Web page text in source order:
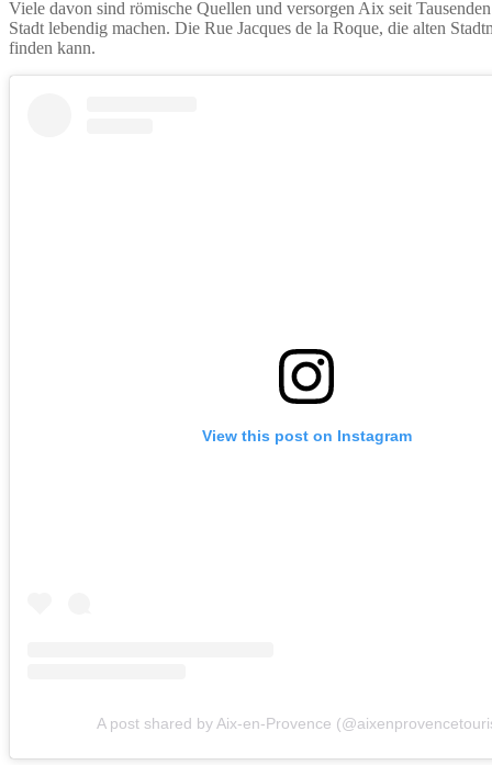
Viele davon sind römische Quellen und versorgen Aix seit
Stadt lebendig machen. Die Rue Jacques de la Roque, die alten
finden kann.
View this post on Instagram
A post shared by Aix-en-Provence